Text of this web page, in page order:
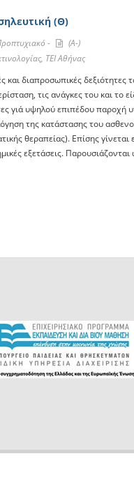
(Θ)
-
(A-)
ΤΕΙ Αθήνας
και διαπροσωπικές
τις ανάγκες του και το
γιά υψηλού επιπέδου
της κατάστασης του
θεραπείας). Επίσης
εξετάσεις.